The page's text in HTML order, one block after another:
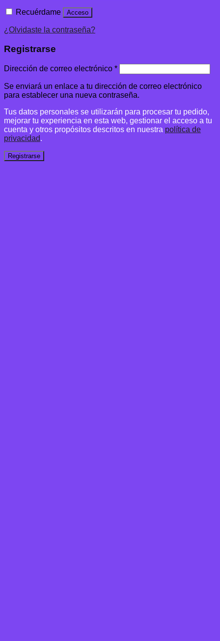
Recuérdame Acceso
¿Olvidaste la contraseña?
Registrarse
Dirección de correo electrónico *
Se enviará un enlace a tu dirección de correo electrónico
para establecer una nueva contraseña.
Tus datos personales se utilizarán para procesar tu pedido,
mejorar tu experiencia en esta web, gestionar el acceso a tu
cuenta y otros propósitos descritos en nuestra política de
privacidad.
Registrarse